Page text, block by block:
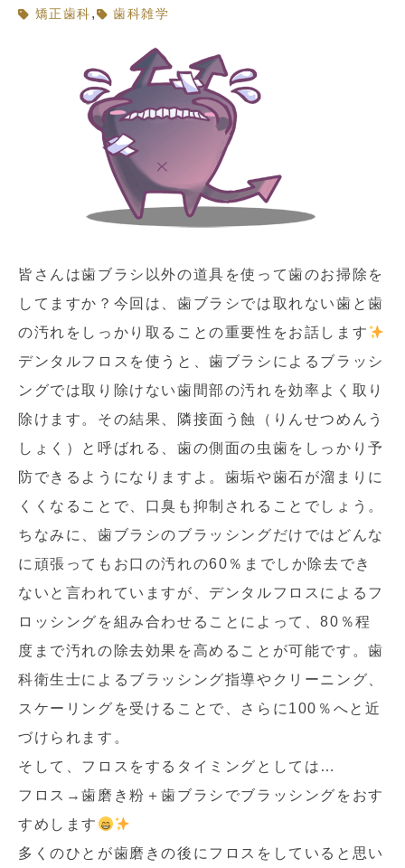
矯正歯科 , 歯科雑学
皆さんは歯ブラシ以外の道具を使って歯のお掃除を
してますか？今回は、歯ブラシでは取れない歯と歯
の汚れをしっかり取ることの重要性をお話します
デンタルフロスを使うと、歯ブラシによるブラッシ
ングでは取り除けない歯間部の汚れを効率よく取り
除けます。その結果、隣接面う蝕（りんせつめんう
しょく）と呼ばれる、歯の側面の虫歯をしっかり予
防できるようになりますよ。歯垢や歯石が溜まりに
くくなることで、口臭も抑制されることでしょう。
ちなみに、歯ブラシのブラッシングだけではどんな
に頑張ってもお口の汚れの60％までしか除去でき
ないと言われていますが、デンタルフロスによるフ
ロッシングを組み合わせることによって、80％程
度まで汚れの除去効果を高めることが可能です。歯
科衛生士によるブラッシング指導やクリーニング、
スケーリングを受けることで、さらに100％へと近
づけられます。
そして、フロスをするタイミングとしては…
フロス→歯磨き粉＋歯ブラシでブラッシングをおす
すめします
多くのひとが歯磨きの後にフロスをしていると思い